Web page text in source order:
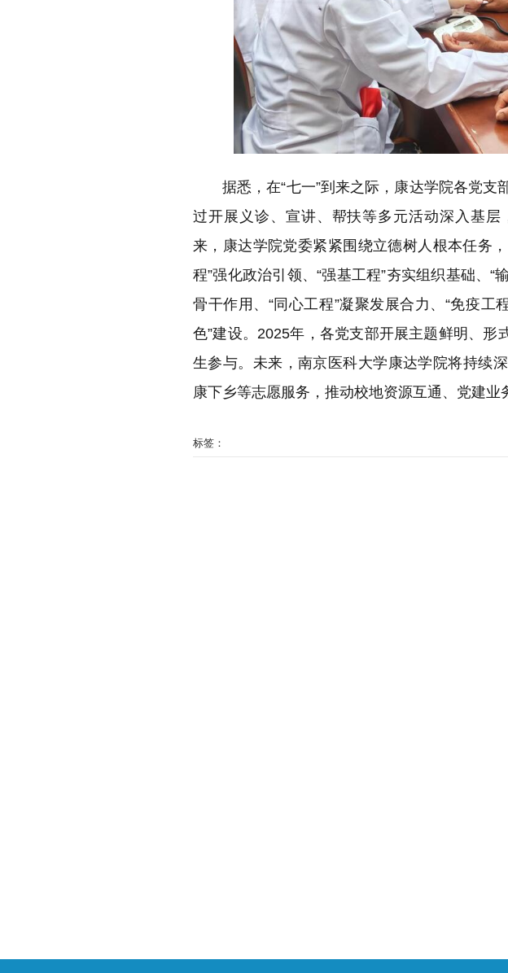
据悉，在“七一”到来之际，康达学院各党
过开展义诊、宣讲、帮扶等多元活动深入基
来，康达学院党委紧紧围绕立德树人根本任务
程”强化政治引领、“强基工程”夯实组织基础、“
骨干作用、“同心工程”凝聚发展合力、“免疫工
色”建设。2025年，各党支部开展主题鲜明、形
生参与。未来，南京医科大学康达学院将持续
康下乡等志愿服务，推动校地资源互通、党建业
标签：